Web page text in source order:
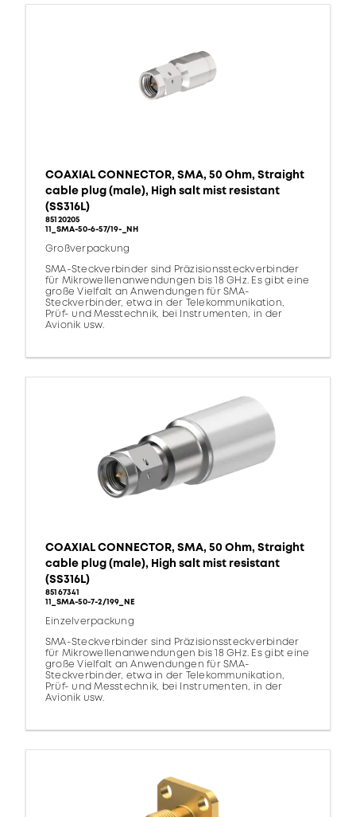
COAXIAL CONNECTOR, SMA, 50 Ohm, Straight
cable plug (male), High salt mist resistant
(SS316L)
85120205
11_SMA-50-6-57/19-_NH
Großverpackung
SMA-Steckverbinder sind Präzisionssteckverbinder
für Mikrowellenanwendungen bis 18 GHz. Es gibt eine
große Vielfalt an Anwendungen für SMA-
Steckverbinder, etwa in der Telekommunikation,
Prüf- und Messtechnik, bei Instrumenten, in der
Avionik usw.
COAXIAL CONNECTOR, SMA, 50 Ohm, Straight
cable plug (male), High salt mist resistant
(SS316L)
85167341
11_SMA-50-7-2/199_NE
Einzelverpackung
SMA-Steckverbinder sind Präzisionssteckverbinder
für Mikrowellenanwendungen bis 18 GHz. Es gibt eine
große Vielfalt an Anwendungen für SMA-
Steckverbinder, etwa in der Telekommunikation,
Prüf- und Messtechnik, bei Instrumenten, in der
Avionik usw.